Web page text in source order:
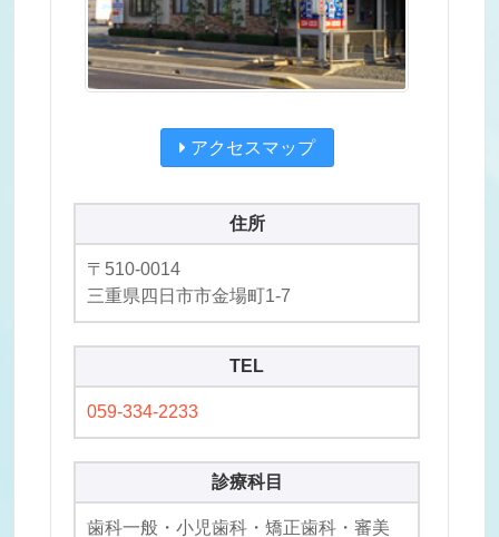
アクセスマップ
住所
〒510-0014
三重県四日市市金場町1-7
TEL
059-334-2233
診療科目
歯科一般・小児歯科・矯正歯科・審美